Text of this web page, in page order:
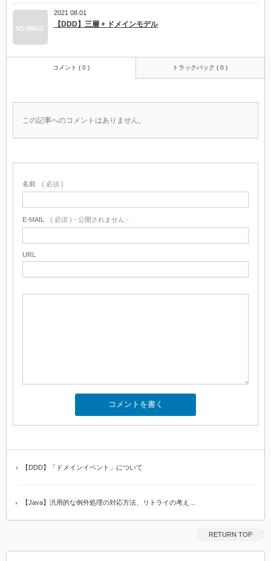
2021 08.01
【DDD】三層 + ドメインモデル
コメント ( 0 ) トラックバック ( 0 )
この記事へのコメントはありません。
名前 ( 必須 )
E-MAIL ( 必須 ) - 公開されません -
URL
【DDD】「ドメインイベント」について
【Java】汎用的な例外処理の対応方法、リトライの考え…
RETURN TOP